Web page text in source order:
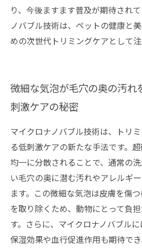
り、今後ますます普及が期待され
ノバブル技術は、ペットの健康と
めの次世代トリミングケアとして注
微細な気泡が毛穴の奥の汚れ
刺激ケアの秘密
マイクロナノバブル技術は、トリ
る低刺激ケアの新たな手法です。
均一に分散されることで、通常の
い毛穴の奥に潜む汚れやアレルギ
ます。この微細な気泡は皮膚を傷
を取り除くため、動物にとって負
す。さらに、マイクロナノバブルに
保湿効果や血行促進作用も期待で